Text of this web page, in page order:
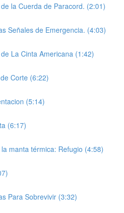
la Cuerda de Paracord. (2:01)
Señales de Emergencia. (4:03)
La Cinta Americana (1:42)
Corte (6:22)
(5:14)
(6:17)
manta térmica: Refugio (4:58)
Para Sobrevivir (3:32)